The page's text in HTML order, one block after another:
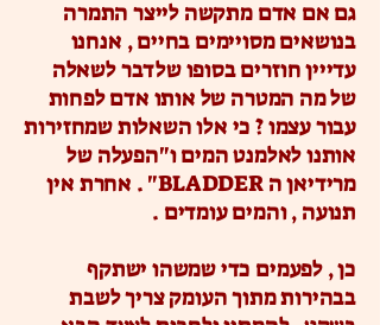
גם אם אדם מתקשה לייצר התמרה
בנושאים מסויימים בחיים , אנחנו
עדייין חוזרים בסופו שלדבר לשאלה
של מה המטרה של אותו אדם לפחות
עבור עצמו ? כי אלו השאלות שמחזירות
אותנו לאלמנט המים ו"הפעלה של
מרידיאן ה BLADDER" . אחרת אין
תנועה , והמים עומדים .
כן , לפעמים כדי שמשהו ישתקף
בבהירות מתוך העומק צריך לשבת